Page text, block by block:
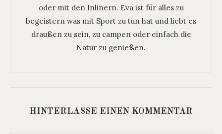
oder mit den Inlinern. Eva ist für alles zu
begeistern was mit Sport zu tun hat und liebt es
draußen zu sein, zu campen oder einfach die
Natur zu genießen.
HINTERLASSE EINEN KOMMENTAR